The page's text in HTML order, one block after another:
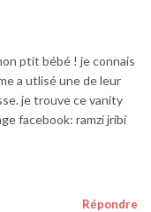
ptit bébé ! je connais
a utlisé une de leur
je trouve ce vanity
facebook: ramzi jribi
Répondre